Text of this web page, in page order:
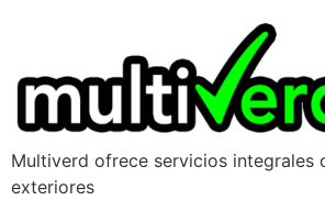
Multiverd ofrece servicios integrales
exteriores